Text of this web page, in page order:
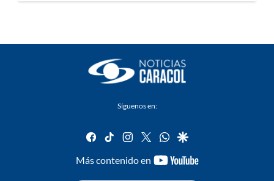
Síguenos en:
facebook
tiktok instagram
twitterwhatsapp
google
Más contenido en
youtube-